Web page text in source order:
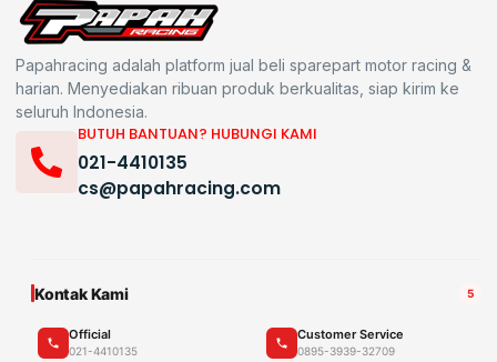
Papahracing adalah platform jual beli sparepart motor racing &
harian. Menyediakan ribuan produk berkualitas, siap kirim ke
seluruh Indonesia.
BUTUH BANTUAN? HUBUNGI KAMI
021-4410135
cs@papahracing.com
Kontak Kami 5
Official
021-4410135
Customer Service
0895-3939-32709